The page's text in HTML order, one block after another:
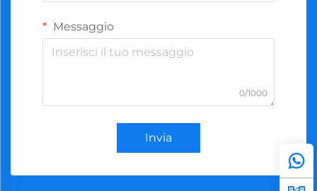
Messaggio
0/1000
Invia